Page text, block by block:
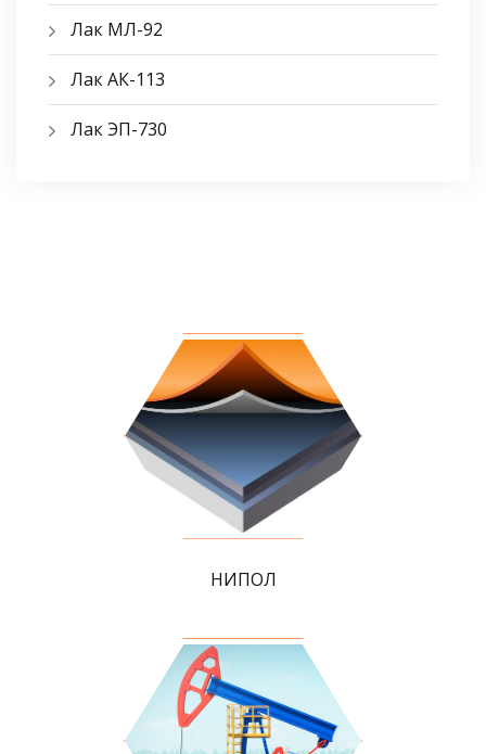
Лак МЛ-92
Лак АК-113
Лак ЭП-730
НИПОЛ